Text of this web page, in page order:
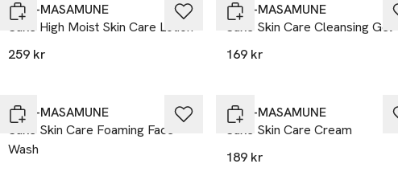
KIKU-MASAMUNE
Sake High Moist​ Skin Care Lotion
259 kr
KIKU-MASAMUNE
Sake Skin Care Cleansing Gel
169 kr
KIKU-MASAMUNE
Sake Skin Care Foaming Face
Wash
KIKU-MASAMUNE
Sake Skin Care Cream
189 kr